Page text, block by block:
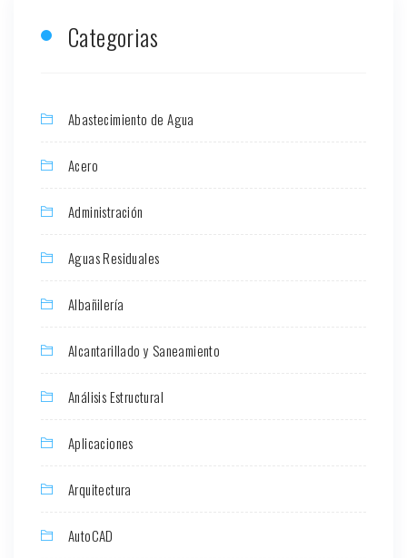
Categorias
Abastecimiento de Agua
Acero
Administración
Aguas Residuales
Albañilería
Alcantarillado y Saneamiento
Análisis Estructural
Aplicaciones
Arquitectura
AutoCAD